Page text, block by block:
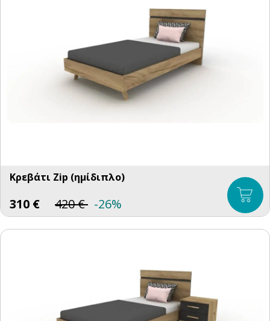
Κρεβάτι Zip (ημίδιπλο)
310 € 420€ -26%